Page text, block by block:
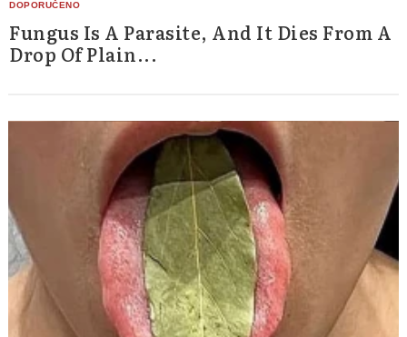
Fungus Is A Parasite, And It Dies From A
Drop Of Plain...